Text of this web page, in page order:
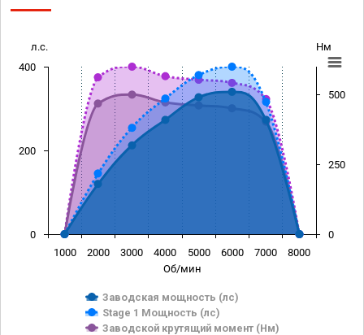
Об/мин
л.с. Нм
Заводская мощность (лс)
Stage 1 Мощность (лс)
Заводской крутящий момент (Нм)
1000 2000 3000 4000 5000 6000 7000 8000
0
200
400
0
250
500